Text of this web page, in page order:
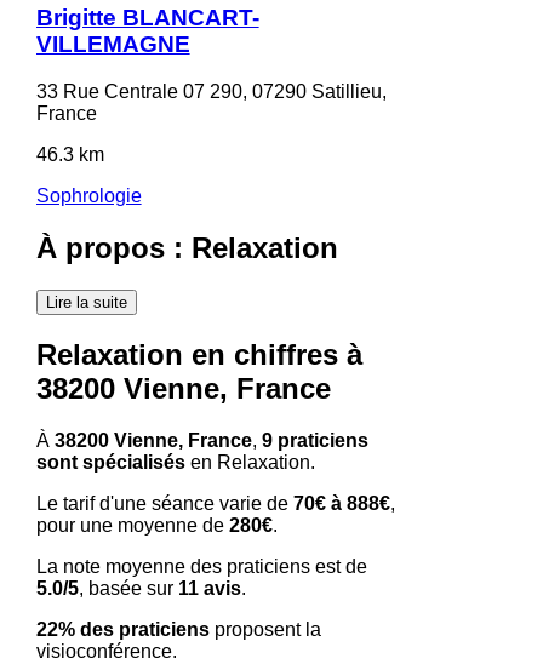
Brigitte BLANCART-
VILLEMAGNE
33 Rue Centrale 07 290, 07290 Satillieu,
France
46.3 km
Sophrologie
À propos : Relaxation
Lire la suite
Relaxation en chiffres à
38200 Vienne, France
À 38200 Vienne, France, 9 praticiens
sont spécialisésen Relaxation.
Le tarif d'une séance varie de 70€ à 888€,
pour une moyenne de 280€.
La note moyenne des praticiens est de
5.0/5, basée sur 11 avis.
22% des praticiensproposent la
visioconférence.